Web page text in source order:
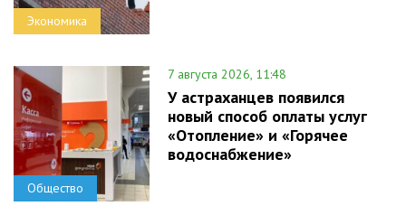
Экономика
Общество
7 августа 2026, 11:48
У астраханцев появился
новый способ оплаты услуг
«Отопление» и «Горячее
водоснабжение»